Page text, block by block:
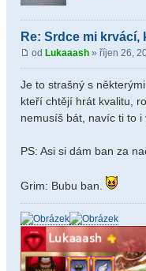
Re: Srdce mi krvácí,
od Lukaaash » říjen 26,
Je to strašný s
kteří chtějí hrát kvalitu,
nemusíš bát, navíc ti to i
PS: Asi si dám ban za
Grim: Bubu ban.